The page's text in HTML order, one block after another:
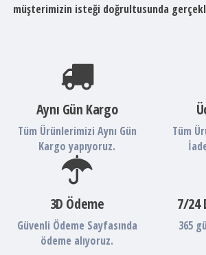
müşterimizin isteği doğrultusunda
Aynı Gün Kargo
Tüm Ürünlerimizi Aynı Gün
Kargo yapıyoruz.
Tüm
3D Ödeme
Güvenli Ödeme Sayfasında
ödeme alıyoruz.
7/24
365